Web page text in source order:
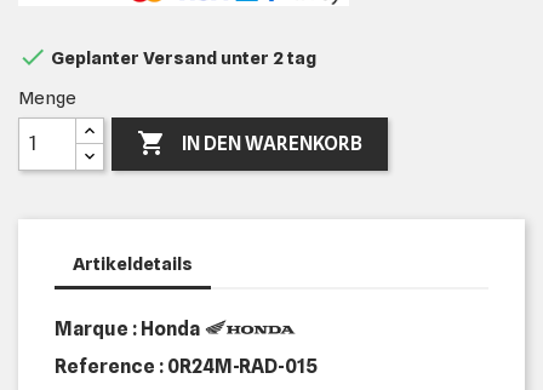
 Geplanter Versand unter 2 tag
Menge
 IN DEN WARENKORB
Artikeldetails
Marque : Honda
Reference : 0R24M-RAD-015